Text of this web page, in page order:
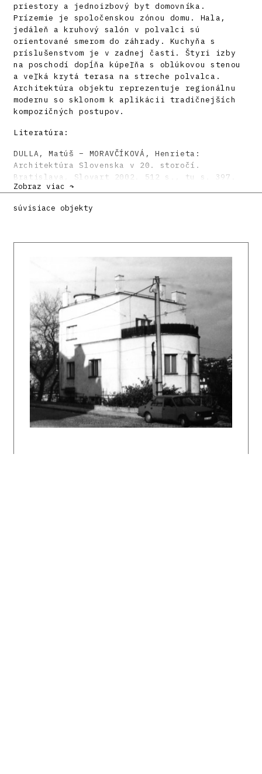
priestory a jednoizbový byt domovníka.
Prízemie je spoločenskou zónou domu. Hala,
jedáleň a kruhový salón v polvalci sú
orientované smerom do záhrady. Kuchyňa s
príslušenstvom je v zadnej časti. Štyri izby
na poschodí dopĺňa kúpeľňa s oblúkovou stenou
a veľká krytá terasa na streche polvalca.
Architektúra objektu reprezentuje regionálnu
modernu so sklonom k aplikácii tradičnejších
kompozičných postupov.
Literatúra:
DULLA, Matúš – MORAVČÍKOVÁ, Henrieta:
Architektúra Slovenska v 20. storočí.
Bratislava, Slovart 2002. 512 s., tu s. 397.
DORICOVÁ, Slávka: Rodinny dom v bratislavskej
Architektúra & urbanizmus 36, 2002, 3 – 4, s.
Zobraz viac ↷
súvisiace objekty